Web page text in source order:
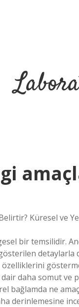
Küresel ve
bir temsilidir.
daha somut ve
bağlamda ne
derinlemesine